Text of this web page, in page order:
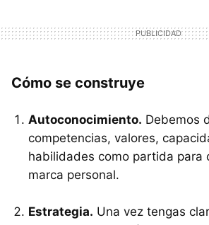
Cómo se construye
Autoconocimiento. Debemos
competencias, valores,
habilidades como partida para
marca personal.
Estrategia. Una vez tengas